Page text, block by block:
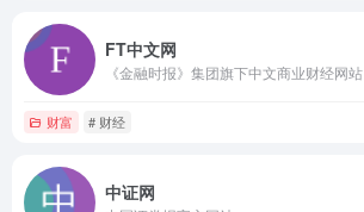
FT中文网
《金融时报》集团旗下中文商业财经网站
财富 # 财经
中证网